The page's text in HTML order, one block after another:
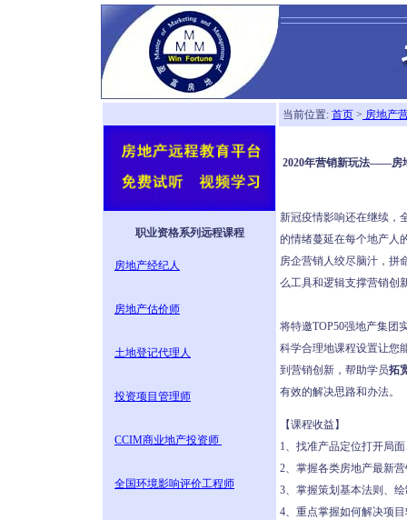
职业资格系列远程课程
房地产经纪人
房地产估价师
土地登记代理人
投资项目管理师
CCIM商业地产投资师
全国环境影响评价工程师
当前位置: 首页 > 房地产
2020年营销新玩法——房
新冠疫情影响还在继续，
的情绪蔓延在每个地产人
房企营销人绞尽脑汁，拼
么工具和逻辑支撑营销创
将特邀TOP50强地产集团
科学合理地课程设置让您
到营销创新，帮助学员拓
有效的解决思路和办法。
【课程收益】
1、找准产品定位打开局
2、掌握各类房地产最新
3、掌握策划基本法则、
4、重点掌握如何解决项